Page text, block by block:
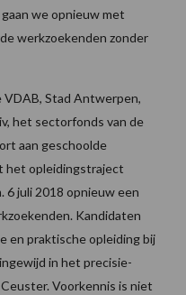
we opnieuw met
werkzoekenden zonder
Stad Antwerpen,
het sectorfonds van de
aan geschoolde
het opleidingstraject
6 juli 2018 opnieuw een
Kandidaten
en praktische opleiding bij
in het precisie-
Voorkennis is niet